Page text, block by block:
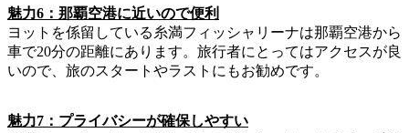
魅力6：那覇空港に近いので便利
ヨットを係留している糸満フィッシャリーナは那覇空港から
車で20分の距離にあります。旅行者にとってはアクセスが良
いので、旅のスタートやラストにもお勧めです。
魅力7：プライバシーが確保しやすい